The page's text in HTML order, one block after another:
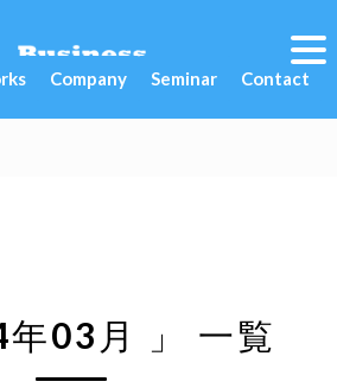
Company Seminar Contact
年03月 」 一覧